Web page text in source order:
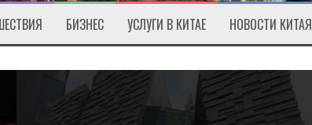
БИЗНЕС УСЛУГИ В КИТАЕ НОВОСТИ КИТАЯ